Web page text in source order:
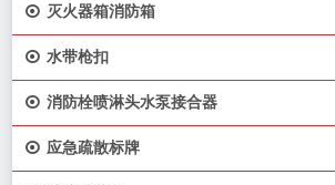
 灭火器箱消防箱
 水带枪扣
 消防栓喷淋头水泵接合器
 应急疏散标牌